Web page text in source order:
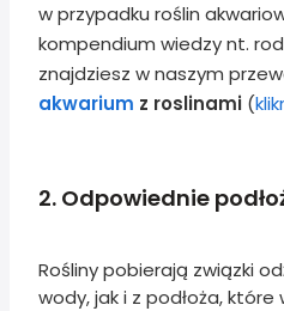
w przypadku roślin
kompendium wiedzy nt.
znajdziesz w naszym
akwarium z roslinami (
2. Odpowiednie
Rośliny pobierają związki
wody, jak i z podłoża,